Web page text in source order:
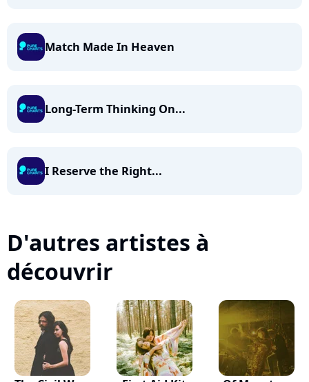
Match Made In Heaven
Long-Term Thinking On...
I Reserve the Right...
D'autres artistes à
découvrir